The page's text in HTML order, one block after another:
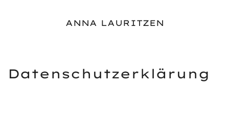
Zum Hauptinhalt springen
ANNA LAURITZEN
Datenschutzerklärung